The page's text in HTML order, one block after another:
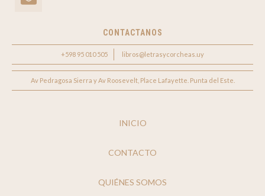
CONTACTANOS
+598 95 010 505 libros@letrasycorcheas.uy
Av Pedragosa Sierra y Av Roosevelt, Place Lafayette. Punta del Este.
INICIO
CONTACTO
QUIÉNES SOMOS